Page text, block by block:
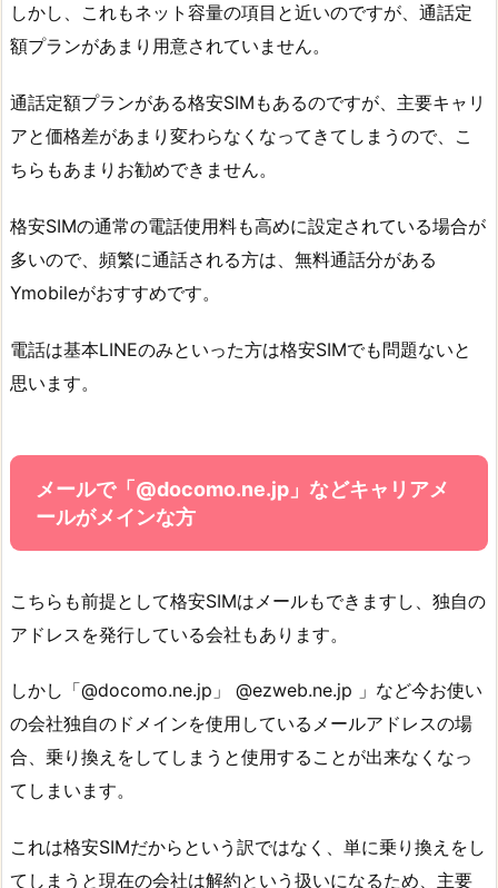
しかし、これもネット容量の項目と近いのですが、通話定
額プランがあまり用意されていません。
通話定額プランがある格安SIMもあるのですが、主要キャリ
アと価格差があまり変わらなくなってきてしまうので、こ
ちらもあまりお勧めできません。
格安SIMの通常の電話使用料も高めに設定されている場合が
多いので、頻繁に通話される方は、無料通話分がある
Ymobileがおすすめです。
電話は基本LINEのみといった方は格安SIMでも問題ないと
思います。
メールで「@docomo.ne.jp」などキャリアメ
ールがメインな方
こちらも前提として格安SIMはメールもできますし、独自の
アドレスを発行している会社もあります。
しかし「@docomo.ne.jp」 @ezweb.ne.jp 」など今お使い
の会社独自のドメインを使用しているメールアドレスの場
合、乗り換えをしてしまうと使用することが出来なくなっ
てしまいます。
これは格安SIMだからという訳ではなく、単に乗り換えをし
てしまうと現在の会社は解約という扱いになるため、主要